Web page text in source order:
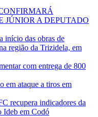
JÚNIOR A DEPUTADO
início das obras de
região da Trizidela, em
com entrega de 800
em ataque a tiros em
recupera indicadores da
Ideb em Codó